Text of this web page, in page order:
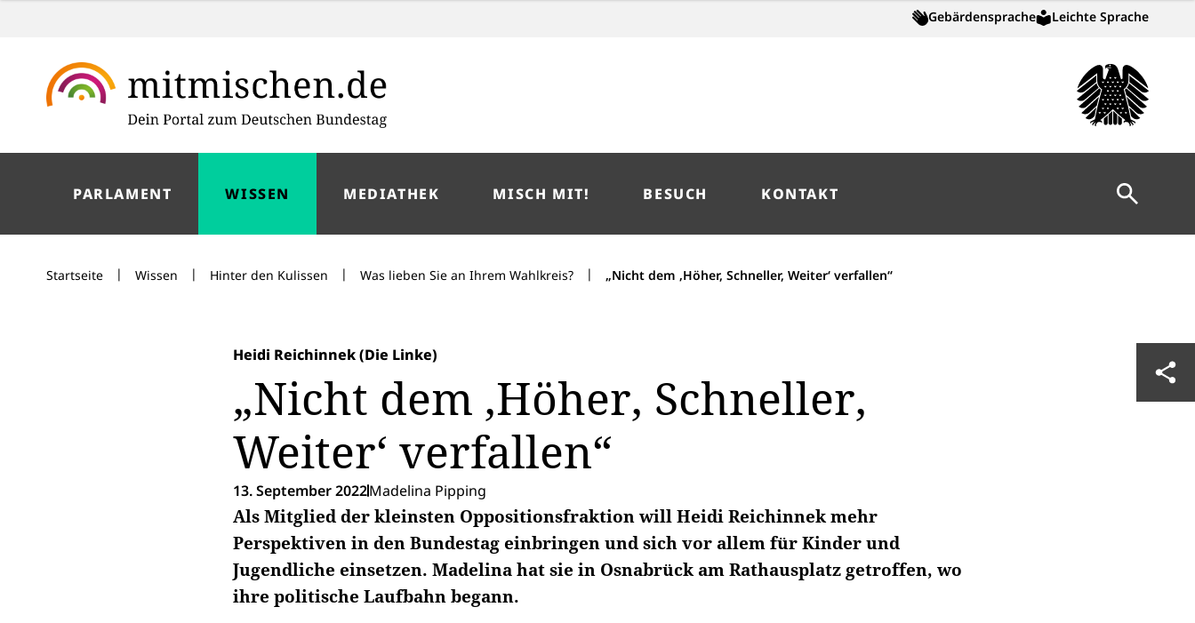
Gebärdensprache Leichte Sprache
PARLAMENT WISSEN MEDIATHEK MISCH MIT! BESUCH KONTAKT Suche
Startseite | Wissen | Hinter den Kulissen | Was lieben Sie an Ihrem Wahlkreis? | „Nicht dem ‚Höher, Schneller, Weiter‘ verfallen“
Heidi Reichinnek (Die Linke)
„Nicht dem ‚Höher, Schneller,
Weiter‘ verfallen“
13. September 2022Madelina Pipping
Als Mitglied der kleinsten Oppositionsfraktion will Heidi Reichinnek mehr
Perspektiven in den Bundestag einbringen und sich vor allem für Kinder und
Jugendliche einsetzen. Madelina hat sie in Osnabrück am Rathausplatz getroffen, wo
ihre politische Laufbahn begann.